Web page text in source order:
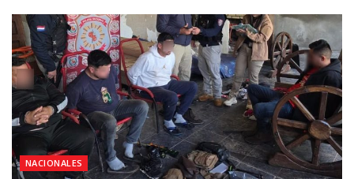
NACIONALES